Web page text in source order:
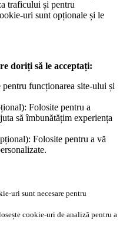
traficului și pentru
uri sunt opționale și le
doriți să le acceptați:
funcționarea site-ului și
Folosite pentru a
să îmbunătățim experiența
Folosite pentru a vă
uri sunt necesare pentru
cookie-uri de analiză pentru a